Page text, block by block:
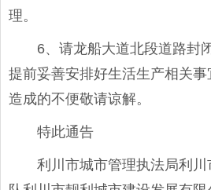
理。
6、请龙船大道北段道路封
提前妥善安排好生活生产相关
造成的不便敬请谅解。
特此通告
利川市城市管理执法局利